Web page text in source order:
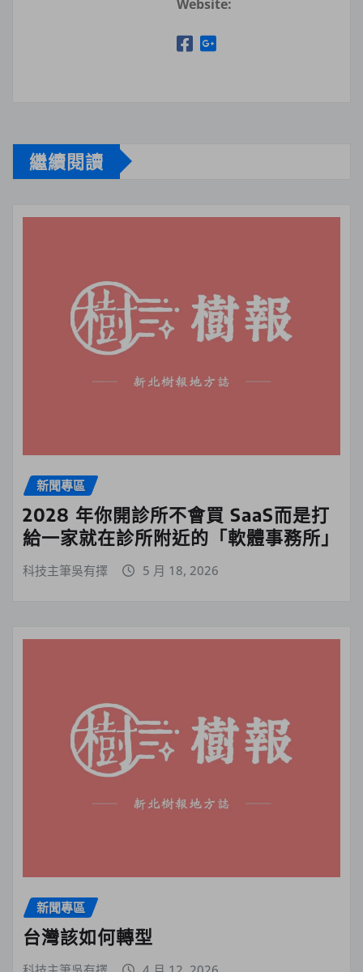
Website:
繼續閱讀
新聞專區
2028 年你開診所不會買 SaaS而是打
給一家就在診所附近的「軟體事務所」
科技主筆吳有擇 5 月 18, 2026
新聞專區
台灣該如何轉型